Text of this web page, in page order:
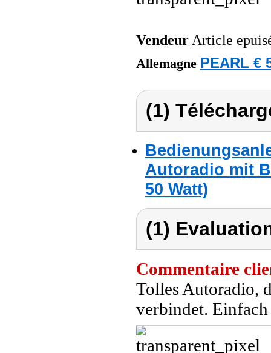
Vendeur Article
Allemagne PEARL €
(1)
Autoradio mit
50 Watt)
(1)
Commentaire
Tolles Autoradio,
verbindet.